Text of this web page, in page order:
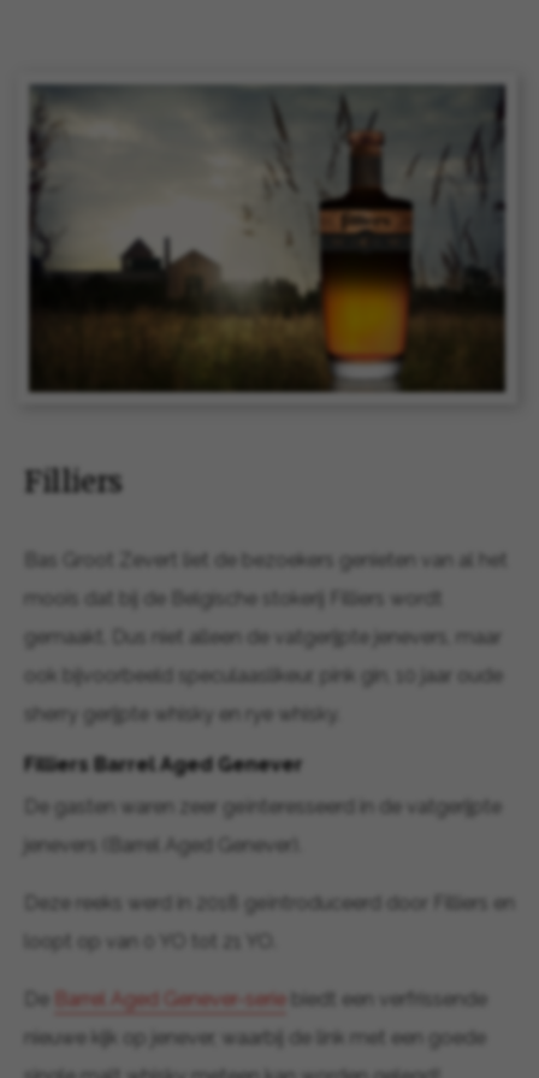
Filliers
Bas Groot Zevert liet de bezoekers genieten van al het
moois dat bij de Belgische stokerij Filliers wordt
gemaakt. Dus niet alleen de vatgerijpte jenevers, maar
ook bijvoorbeeld speculaaslikeur, pink gin, 10 jaar oude
sherry gerijpte whisky en rye whisky.
Filliers Barrel Aged Genever
De gasten waren zeer geïnteresseerd in de vatgerijpte
jenevers (Barrel Aged Genever).
Deze reeks werd in 2018 geïntroduceerd door Filliers en
loopt op van 0 YO tot 21 YO.
De Barrel Aged Genever-serie
biedt een verfrissende
nieuwe kijk op jenever, waarbij de link met een goede